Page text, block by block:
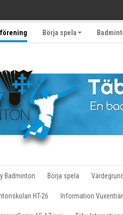
Börja spela
Badminton Börja spela Värdegrund
HT-26 Information